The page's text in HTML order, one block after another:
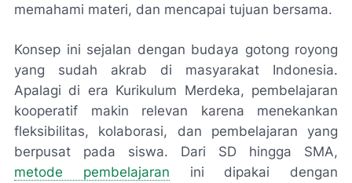
memahami materi, dan mencapai tujuan bersama.
Konsep ini sejalan dengan budaya gotong royong
yang sudah akrab di masyarakat Indonesia.
Apalagi di era Kurikulum Merdeka, pembelajaran
kooperatif makin relevan karena menekankan
fleksibilitas, kolaborasi, dan pembelajaran yang
berpusat pada siswa. Dari SD hingga SMA,
metode pembelajaran ini dipakai dengan